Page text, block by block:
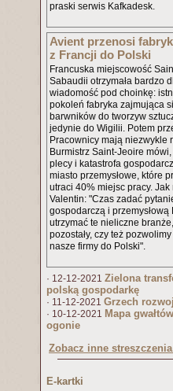
praski serwis Kafkadesk.
Avient przenosi
z Francji do Polski
Francuska miejscowość
Sabaudii otrzymała bardzo
wiadomość pod choinkę:
pokoleń fabryka zajmująca
barwników do tworzyw
jedynie do Wigilii. Potem
Pracownicy mają niezwykle
Burmistrz Saint-Jeoire
plecy i katastrofa
miasto przemysłowe, które
utraci 40% miejsc pracy. Jak
Valentin: "Czas zadać
gospodarczą i przemysłową
utrzymać te nieliczne
pozostały, czy też
nasze firmy do Polski".
· 12-12-2021 Zielona
polską gospodarkę
· 11-12-2021 Grzech
· 10-12-2021 Mapa
ogonie
Zobacz inne
E-kartki